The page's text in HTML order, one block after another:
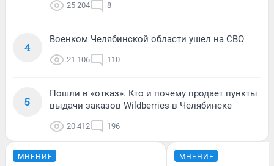
25 204 8
4
Военком Челябинской области ушел на СВО
21 106 110
5
Пошли в «отказ». Кто и почему продает пункты
выдачи заказов Wildberries в Челябинске
20 412 196
МНЕНИЕ МНЕНИЕ